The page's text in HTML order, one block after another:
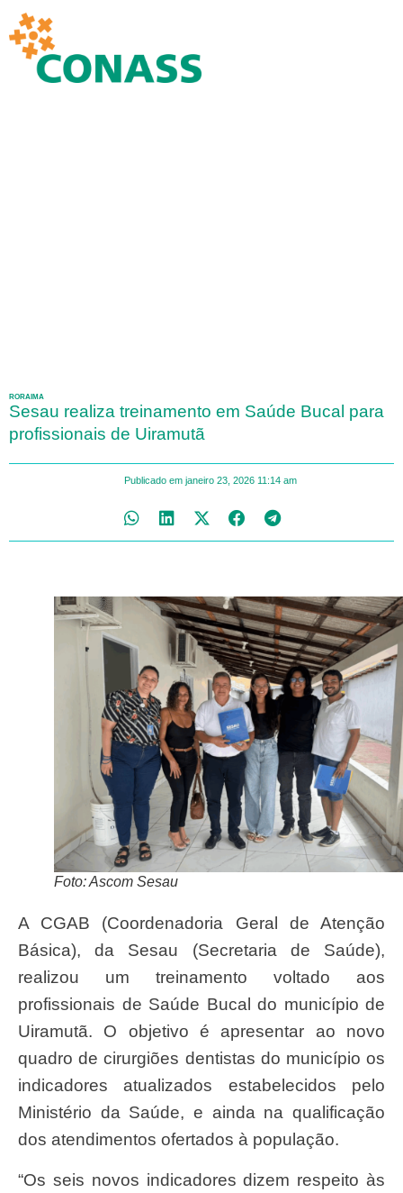
RORAIMA
Sesau realiza treinamento em Saúde Bucal para
profissionais de Uiramutã
Publicado em janeiro 23, 2026 11:14 am
Foto: Ascom Sesau
A CGAB (Coordenadoria Geral de Atenção
Básica), da Sesau (Secretaria de Saúde),
realizou um treinamento voltado aos
profissionais de Saúde Bucal do município de
Uiramutã. O objetivo é apresentar ao novo
quadro de cirurgiões dentistas do município os
indicadores atualizados estabelecidos pelo
Ministério da Saúde, e ainda na qualificação
dos atendimentos ofertados à população.
“Os seis novos indicadores dizem respeito às